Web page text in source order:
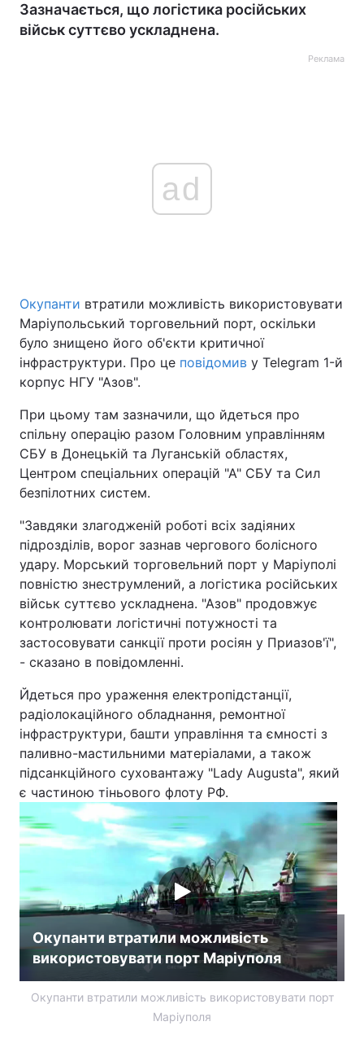
Зазначається, що логістика російських
військ суттєво ускладнена.
Реклама
ad
Окупанти втратили можливість використовувати
Маріупольський торговельний порт, оскільки
було знищено його об'єкти критичної
інфраструктури. Про це повідомив у Telegram 1-й
корпус НГУ "Азов".
При цьому там зазначили, що йдеться про
спільну операцію разом Головним управлінням
СБУ в Донецькій та Луганській областях,
Центром спеціальних операцій "А" СБУ та Сил
безпілотних систем.
"Завдяки злагодженій роботі всіх задіяних
підрозділів, ворог зазнав чергового болісного
удару. Морський торговельний порт у Маріуполі
повністю знеструмлений, а логістика російських
військ суттєво ускладнена. "Азов" продовжує
контролювати логістичні потужності та
застосовувати санкції проти росіян у Приазов'ї",
- сказано в повідомленні.
Йдеться про ураження електропідстанції,
радіолокаційного обладнання, ремонтної
інфраструктури, башти управління та ємності з
паливно-мастильними матеріалами, а також
підсанкційного суховантажу "Lady Augusta", який
є частиною тіньового флоту РФ.
Окупанти втратили можливість
використовувати порт Маріуполя
Окупанти втратили можливість використовувати порт
Маріуполя